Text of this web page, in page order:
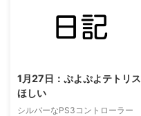
1月27日：ぷよぷよテトリス
ほしい
シルバーなPS3コントローラー